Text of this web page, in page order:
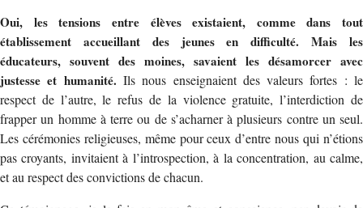
Oui, les tensions entre élèves existaient, comme dans tout
établissement accueillant des jeunes en difficulté. Mais les
éducateurs, souvent des moines, savaient les désamorcer avec
justesse et humanité. Ils nous enseignaient des valeurs fortes : le
respect de l’autre, le refus de la violence gratuite, l’interdiction de
frapper un homme à terre ou de s’acharner à plusieurs contre un seul.
Les cérémonies religieuses, même pour ceux d’entre nous qui n’étions
pas croyants, invitaient à l’introspection, à la concentration, au calme,
et au respect des convictions de chacun.